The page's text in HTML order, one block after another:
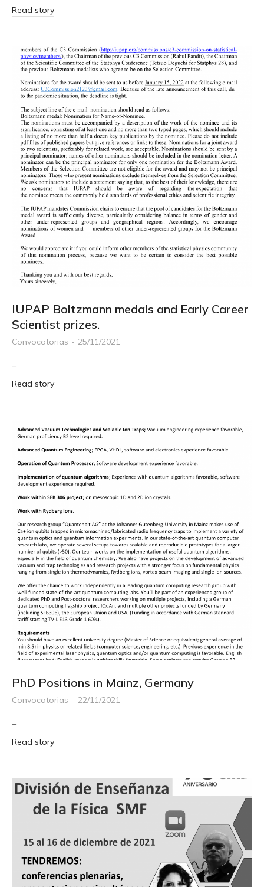
Read story
IUPAP Boltzmann medals and Early Career
Scientist prizes.
Convocatorias 25/11/2021
–
Read story
PhD Positions in Mainz, Germany
Convocatorias 22/11/2021
–
Read story